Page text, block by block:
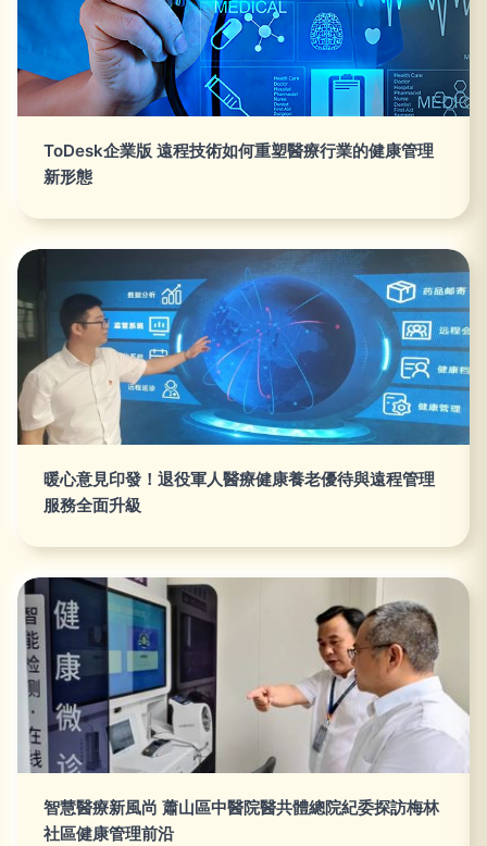
ToDesk企業版 遠程技術如何重塑醫療行業的健康管理
新形態
暖心意見印發！退役軍人醫療健康養老優待與遠程管理
服務全面升級
智慧醫療新風尚 蕭山區中醫院醫共體總院紀委探訪梅林
社區健康管理前沿